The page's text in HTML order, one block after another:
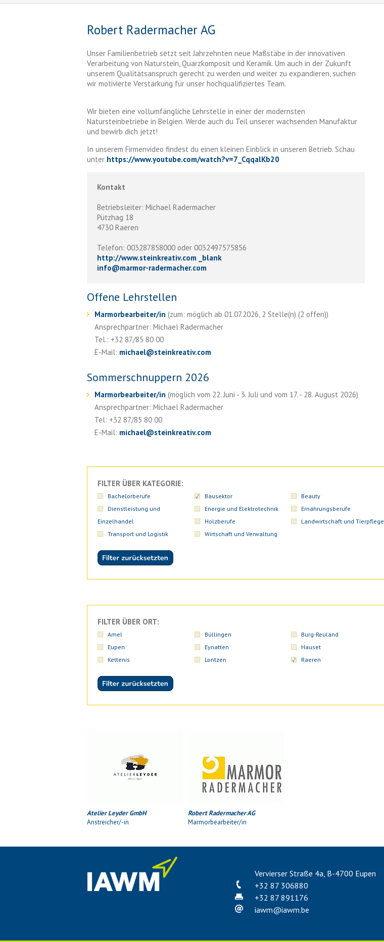
Robert Radermacher AG
Unser Familienbetrieb setzt seit Jahrzehnten neue Maßstäbe in der innovativen
Verarbeitung von Naturstein, Quarzkomposit und Keramik. Um auch in der Zukunft
unserem Qualitätsanspruch gerecht zu werden und weiter zu expandieren, suchen
wir motivierte Verstärkung für unser hochqualifiziertes Team.
Wir bieten eine vollumfängliche Lehrstelle in einer der modernsten
Natursteinbetriebe in Belgien. Werde auch du Teil unserer wachsenden Manufaktur
und bewirb dich jetzt!
In unserem Firmenvideo findest du einen kleinen Einblick in unseren Betrieb. Schau
unter https://www.youtube.com/watch?v=7_CqqalKb20
Kontakt
Betriebsleiter: Michael Radermacher
Pützhag 18
4730 Raeren
Telefon: 003287858000 oder 0032497575856
http://www.steinkreativ.com _blank
info@marmor-radermacher.com
Offene Lehrstellen
Marmorbearbeiter/in (zum: möglich ab 01.07.2026, 2 Stelle(n) (2 offen))
Ansprechpartner: Michael Radermacher
Tel.: +32 87/85 80 00
E-Mail: michael@steinkreativ.com
Sommerschnuppern 2026
Marmorbearbeiter/in (möglich vom 22. Juni - 3. Juli und vom 17. - 28. August 2026)
Ansprechpartner: Michael Radermacher
Tel: +32 87/85 80 00
E-Mail: michael@steinkreativ.com
FILTER ÜBER KATEGORIE:
Bachelorberufe Bausektor Beauty
Dienstleistung und
Einzelhandel
Energie und Elektrotechnik Ernährungsberufe
Holzberufe
Landwirtschaft und Tierpflege
Transport und Logistik
Wirtschaft und Verwaltung
FILTER ÜBER ORT:
Amel Büllingen Burg-Reuland
Eupen
Eynatten Hauset
Kettenis
Lontzen Raeren
Atelier Leyder GmbH
Anstreicher/-in
Robert Radermacher AG
Marmorbearbeiter/in
Vervierser Straße 4a, B-4700 Eupen
+32 87 306880
+32 87 891176
iawm@iawm.be